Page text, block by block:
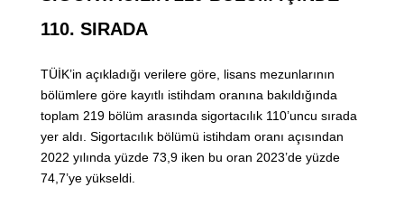
110. SIRADA
TÜİK’in açıkladığı verilere göre, lisans mezunlarının
bölümlere göre kayıtlı istihdam oranına bakıldığında
toplam 219 bölüm arasında sigortacılık 110’uncu sırada
yer aldı. Sigortacılık bölümü istihdam oranı açısından
2022 yılında yüzde 73,9 iken bu oran 2023’de yüzde
74,7’ye yükseldi.